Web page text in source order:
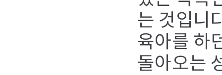
는 것입니
육아를 하
돌아오는